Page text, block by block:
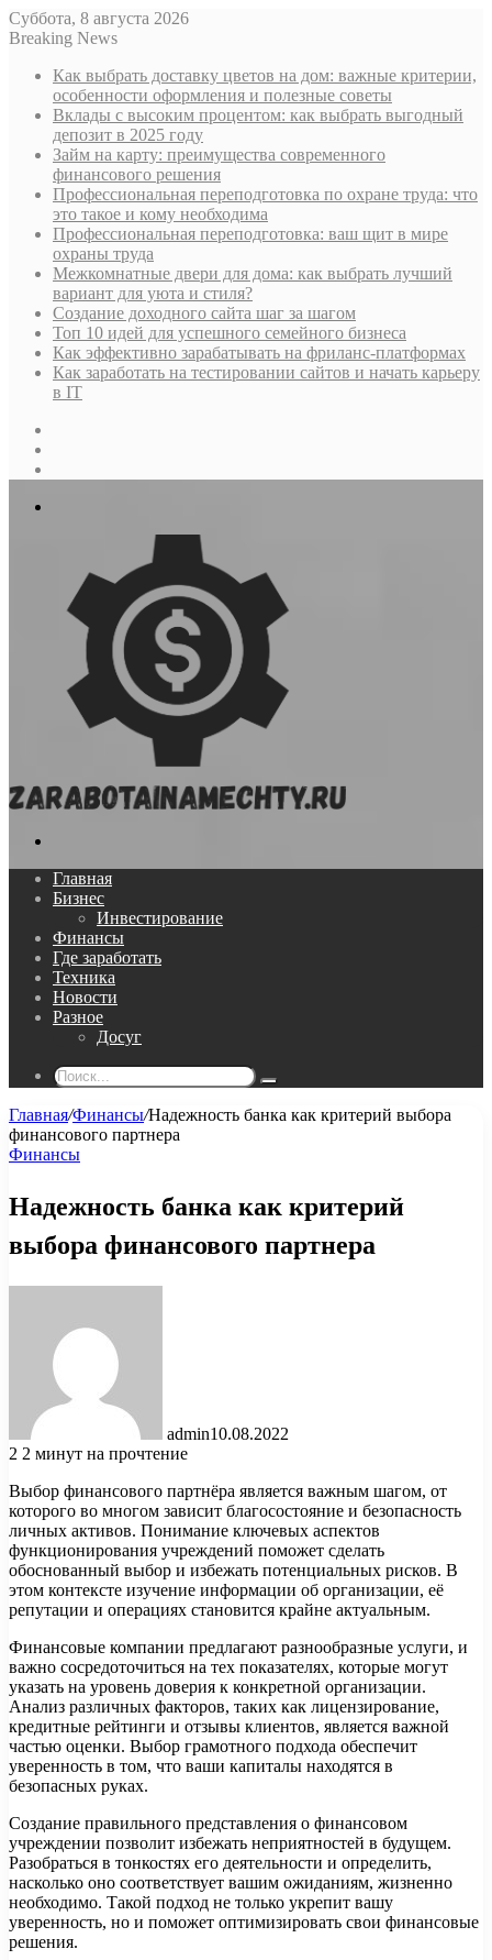
Суббота, 8 августа 2026
Breaking News
Как выбрать доставку цветов на дом: важные критерии,
особенности оформления и полезные советы
Вклады с высоким процентом: как выбрать выгодный
депозит в 2025 году
Займ на карту: преимущества современного
финансового решения
Профессиональная переподготовка по охране труда: что
это такое и кому необходима
Профессиональная переподготовка: ваш щит в мире
охраны труда
Межкомнатные двери для дома: как выбрать лучший
вариант для уюта и стиля?
Создание доходного сайта шаг за шагом
Топ 10 идей для успешного семейного бизнеса
Как эффективно зарабатывать на фриланс-платформах
Как заработать на тестировании сайтов и начать карьеру
в IT
Главная
Бизнес
Инвестирование
Финансы
Где заработать
Техника
Новости
Разное
Досуг
Поиск...
Главная/Финансы/Надежность банка как критерий выбора
финансового партнера
Финансы
Надежность банка как критерий
выбора финансового партнера
admin10.08.2022
2 2 минут на прочтение
Выбор финансового партнёра является важным шагом, от
которого во многом зависит благосостояние и безопасность
личных активов. Понимание ключевых аспектов
функционирования учреждений поможет сделать
обоснованный выбор и избежать потенциальных рисков. В
этом контексте изучение информации об организации, её
репутации и операциях становится крайне актуальным.
Финансовые компании предлагают разнообразные услуги, и
важно сосредоточиться на тех показателях, которые могут
указать на уровень доверия к конкретной организации.
Анализ различных факторов, таких как лицензирование,
кредитные рейтинги и отзывы клиентов, является важной
частью оценки. Выбор грамотного подхода обеспечит
уверенность в том, что ваши капиталы находятся в
безопасных руках.
Создание правильного представления о финансовом
учреждении позволит избежать неприятностей в будущем.
Разобраться в тонкостях его деятельности и определить,
насколько оно соответствует вашим ожиданиям, жизненно
необходимо. Такой подход не только укрепит вашу
уверенность, но и поможет оптимизировать свои финансовые
решения.